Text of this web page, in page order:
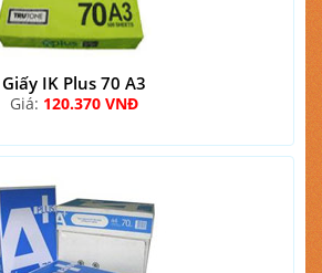
Giấy IK Plus 70 A3
Giá: 120.370 VNĐ